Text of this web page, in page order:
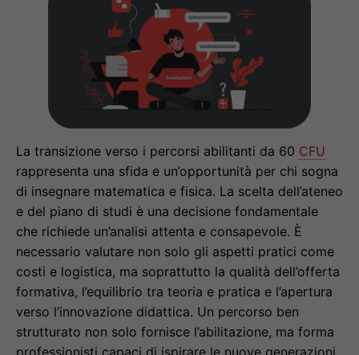
La transizione verso i percorsi abilitanti da 60 CFU
rappresenta una sfida e un’opportunità per chi sogna
di insegnare matematica e fisica. La scelta dell’ateneo
e del piano di studi è una decisione fondamentale
che richiede un’analisi attenta e consapevole. È
necessario valutare non solo gli aspetti pratici come
costi e logistica, ma soprattutto la qualità dell’offerta
formativa, l’equilibrio tra teoria e pratica e l’apertura
verso l’innovazione didattica. Un percorso ben
strutturato non solo fornisce l’abilitazione, ma forma